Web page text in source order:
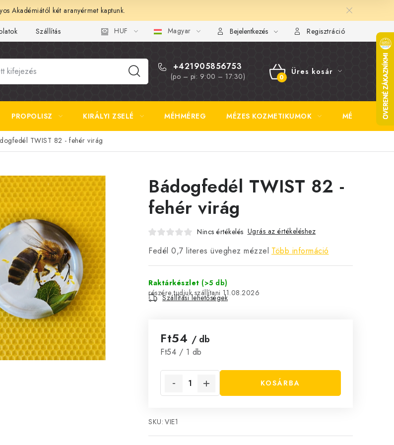
Akadémiától két aranyérmet kaptunk.
Szállítás és fizetés Gyakori kérdések FAQ Fotogaléria Általános üzleti feltételek Adatvédelem
HUF Magyar Bejelentkezés Regisztráció
+421905856753
(po – pi: 9:00 – 17:30) KOSÁR
Üres kosár
PROPOLISZ KIRÁLYI ZSELÉ MÉHMÉREG MÉZES KOZMETIKUMOK MÉZSÖR
TWIST 82 - fehér virág
Bádogfedél TWIST 82 -
fehér virág
Nincs értékelés Ugrás az értékeléshez
Fedél 0,7 literes üveghez mézzel Több információ
Raktárkészlet (>5 db)
11.08.2026
Szállítási lehetőségek
Ft54 / db
Egységár:
Ft54 / 1 db
KOSÁRBA
SKU: VIE1